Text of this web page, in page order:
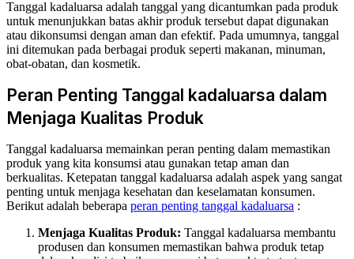
Tanggal kadaluarsa adalah tanggal yang dicantumkan pada produk
untuk menunjukkan batas akhir produk tersebut dapat digunakan
atau dikonsumsi dengan aman dan efektif. Pada umumnya, tanggal
ini ditemukan pada berbagai produk seperti makanan, minuman,
obat-obatan, dan kosmetik.
Peran Penting Tanggal kadaluarsa dalam
Menjaga Kualitas Produk
Tanggal kadaluarsa memainkan peran penting dalam memastikan
produk yang kita konsumsi atau gunakan tetap aman dan
berkualitas. Ketepatan tanggal kadaluarsa adalah aspek yang sangat
penting untuk menjaga kesehatan dan keselamatan konsumen.
Berikut adalah beberapa peran penting tanggal kadaluarsa :
Menjaga Kualitas Produk: Tanggal kadaluarsa membantu
produsen dan konsumen memastikan bahwa produk tetap